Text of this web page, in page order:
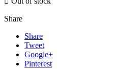
Share
Share
Tweet
Google+
Pinterest